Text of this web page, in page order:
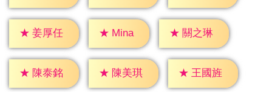
★ 姜厚任 ★ Mina ★ 關之琳
★ 陳泰銘 ★ 陳美琪 ★ 王國旌